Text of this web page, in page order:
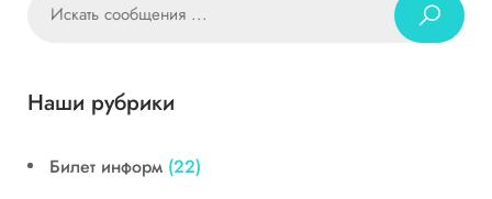
Наши рубрики
Билет информ (22)